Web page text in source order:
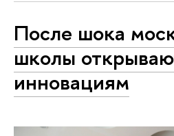
После шока
школы
инновациям